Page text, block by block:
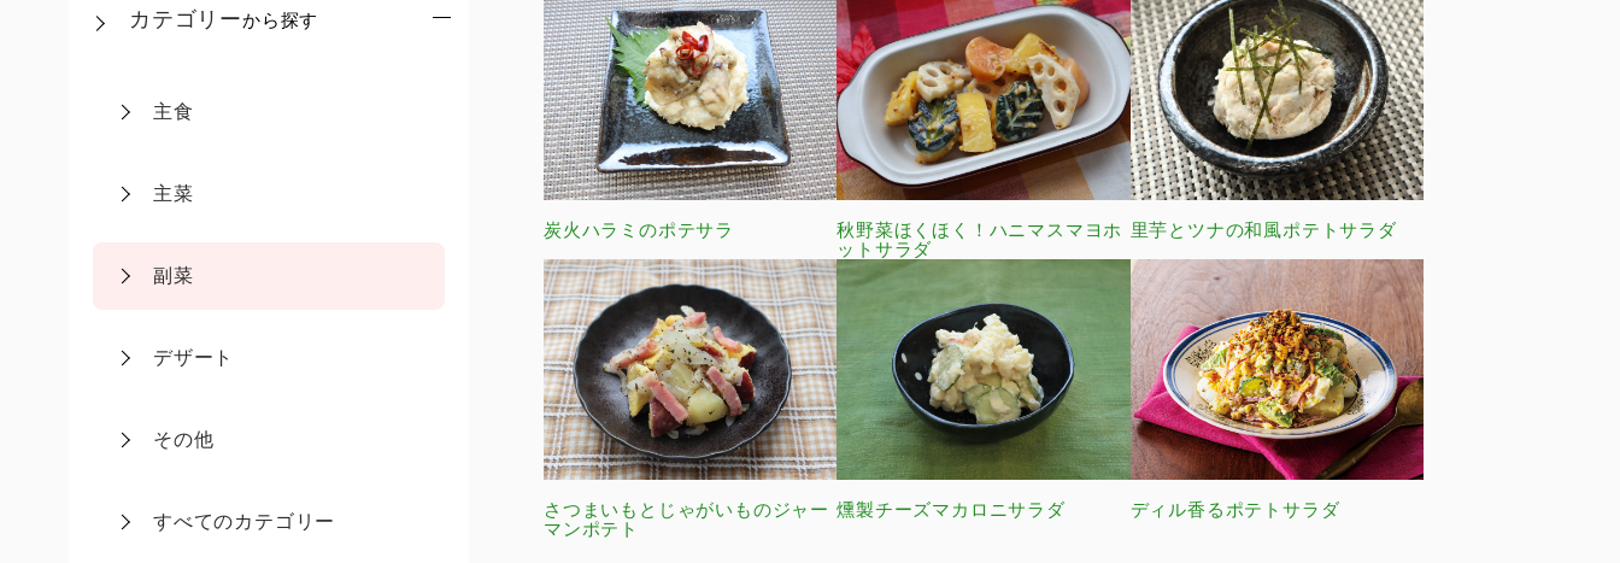
カテゴリーから探す
主食
主菜
副菜
デザート
その他
すべてのカテゴリー
炭火ハラミのポテサラ
秋野菜ほくほく！ハニマスマヨホ
ットサラダ
里芋とツナの和風ポテトサラダ
さつまいもとじゃがいものジャー
マンポテト
燻製チーズマカロニサラダ ディル香るポテトサラダ